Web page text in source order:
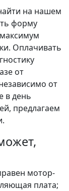
на нашем
форму
Оплачивать
от
от
в день
предлагаем
мотор-
плата;